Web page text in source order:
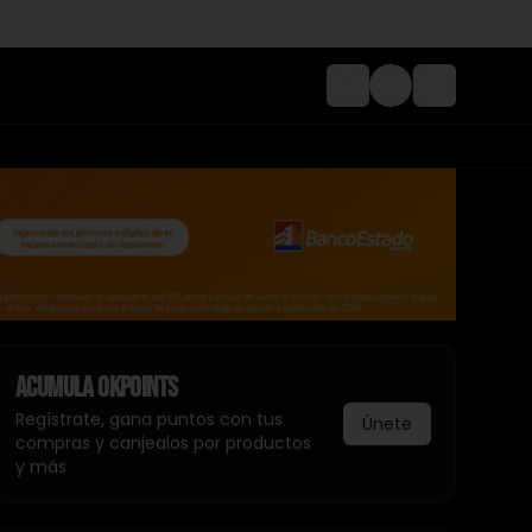
Login
AcumulaOkpoints
Regístrate, gana puntos con tus
compras y canjealos por productos
y más
Únete